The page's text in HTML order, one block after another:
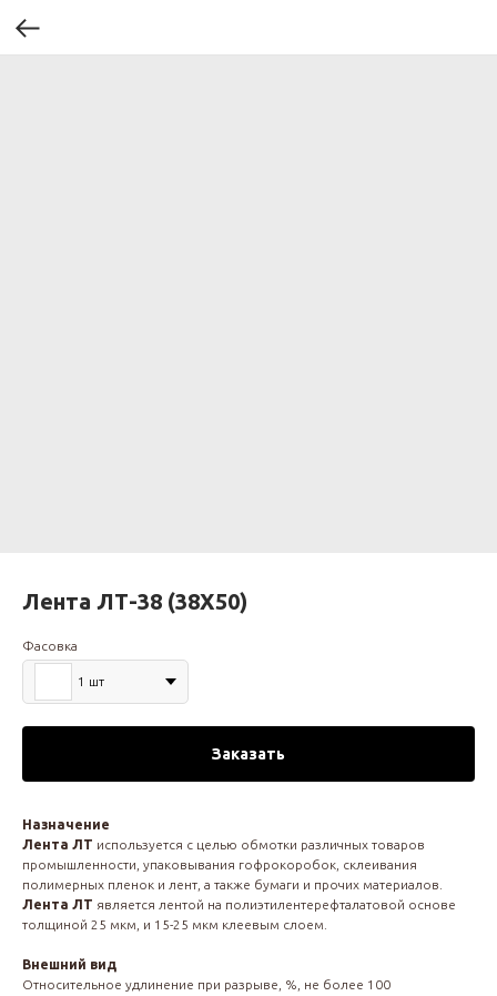
Лента ЛТ-38 (38Х50)
Фасовка
1 шт
Заказать
Назначение
Лента ЛТ используется с целью обмотки различных товаров
промышленности, упаковывания гофрокоробок, склеивания
полимерных пленок и лент, а также бумаги и прочих материалов.
Лента ЛТ является лентой на полиэтилентерефталатовой основе
толщиной 25 мкм, и 15-25 мкм клеевым слоем.
Внешний вид
Относительное удлинение при разрыве, %, не более 100